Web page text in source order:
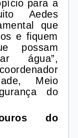
para a
Aedes
que
e fiquem
possam
água”,
Meio
do
do